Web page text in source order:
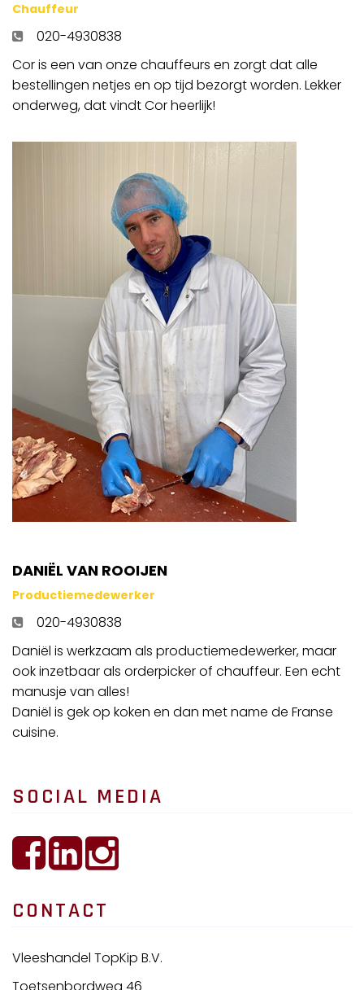
Chauffeur
020-4930838
Cor is een van onze chauffeurs en zorgt dat alle
bestellingen netjes en op tijd bezorgt worden. Lekker
onderweg, dat vindt Cor heerlijk!
DANIËL VAN ROOIJEN
Productiemedewerker
020-4930838
Daniël is werkzaam als productiemedewerker, maar
ook inzetbaar als orderpicker of chauffeur. Een echt
manusje van alles!
Daniël is gek op koken en dan met name de Franse
cuisine.
SOCIAL MEDIA
CONTACT
Vleeshandel TopKip B.V.